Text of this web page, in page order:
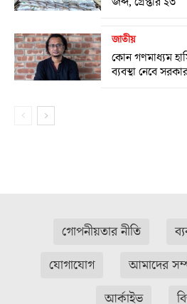
জাতীয়
কোন গণমাধ্যম
ব্যবস্থা নেবে
গোপনীয়তার নীতি
যোগাযোগ
আমাদের
আর্কাইভ